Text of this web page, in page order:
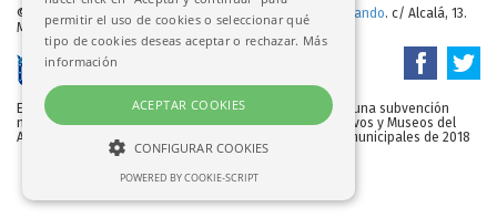
RABASF, esculturaE-535, Ponciano Ponzano,Hércules:
© 2017-2026. Real Academia de Bellas Artes de San Fernando. c/ Alcalá, 13.
Madrid
Esta base de datos/portal web se ha iniciado gracias a una subvención
nominativa de la Dirección General de Bibliotecas, Archivos y Museos del
Ayuntamiento de Madrid con cargo a los presupuestos municipales de 2018
permitir el uso de cookies o seleccionar qué
tipo de cookies deseas aceptar o rechazar. Más
información
ACEPTAR COOKIES
CONFIGURAR COOKIES
NECESARIASPOWERED BY COOKIE-SCRIPT